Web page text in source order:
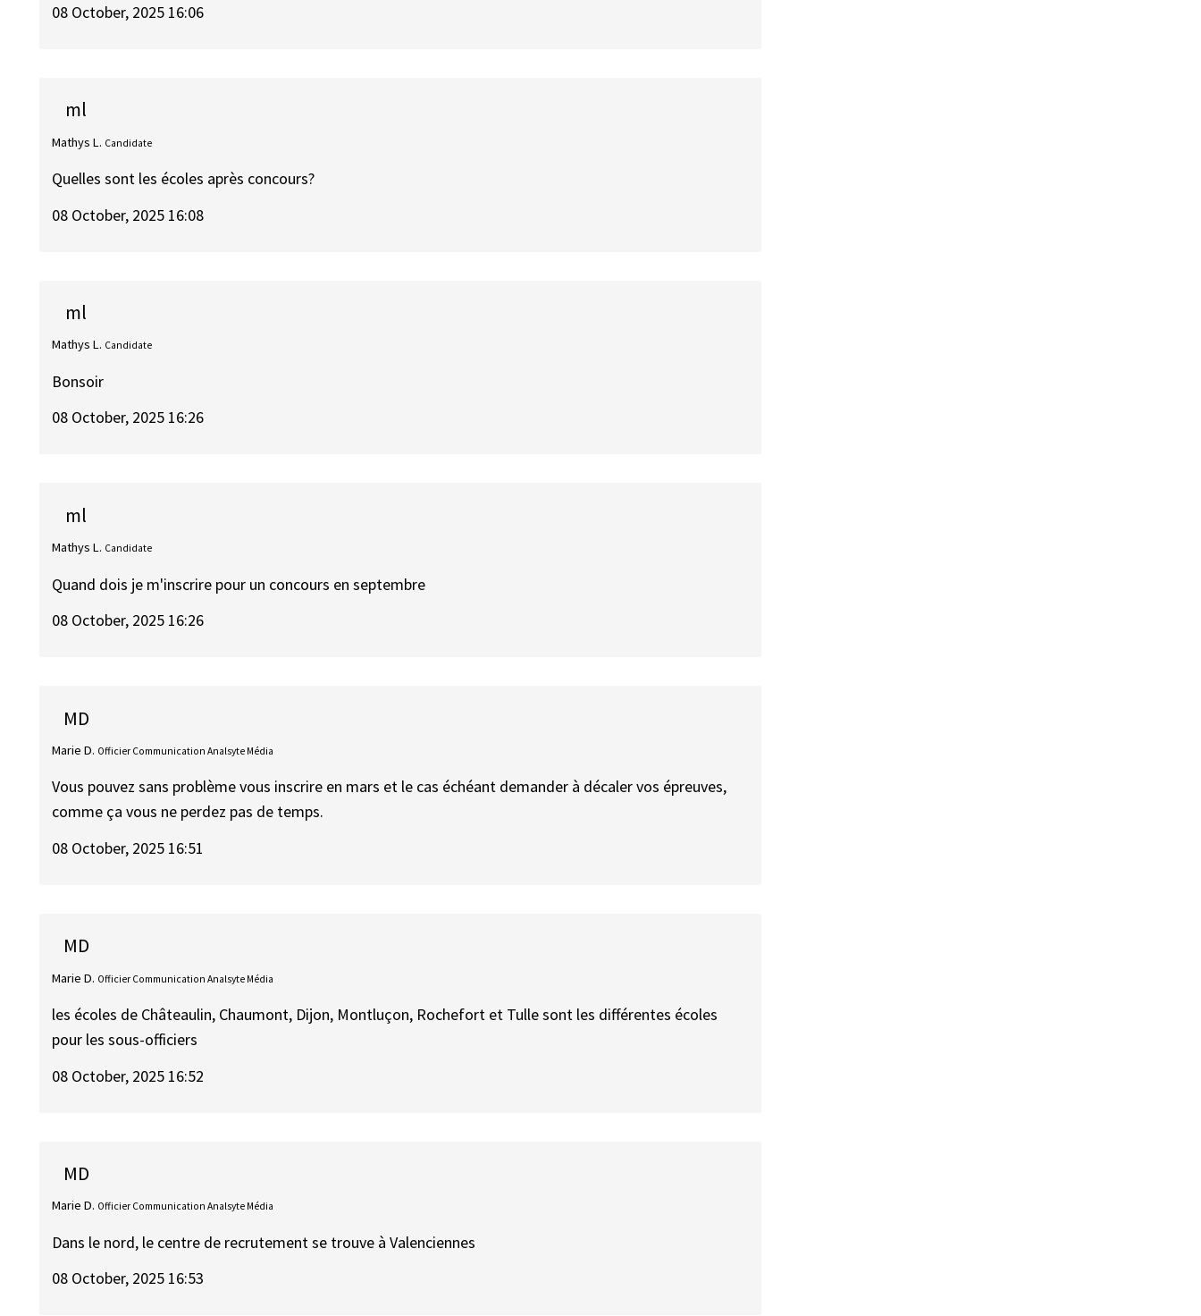
08 October, 2025 16:06
ml
Mathys L. Candidate
Quelles sont les écoles après concours?
08 October, 2025 16:08
ml
Mathys L. Candidate
Bonsoir
08 October, 2025 16:26
ml
Mathys L. Candidate
Quand dois je m'inscrire pour un concours en septembre
08 October, 2025 16:26
MD
Marie D. Officier Communication Analsyte Média
Vous pouvez sans problème vous inscrire en mars et le cas échéant demander à décaler vos épreuves,
comme ça vous ne perdez pas de temps.
08 October, 2025 16:51
MD
Marie D. Officier Communication Analsyte Média
les écoles de Châteaulin, Chaumont, Dijon, Montluçon, Rochefort et Tulle sont les différentes écoles
pour les sous-officiers
08 October, 2025 16:52
MD
Marie D. Officier Communication Analsyte Média
Dans le nord, le centre de recrutement se trouve à Valenciennes
08 October, 2025 16:53